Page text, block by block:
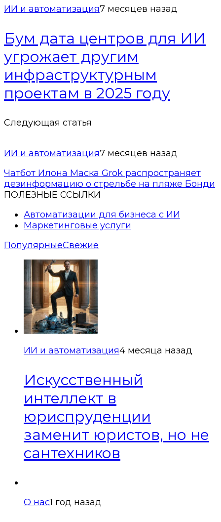
ИИ и автоматизация7 месяцев назад
Бум дата центров для ИИ
угрожает другим
инфраструктурным
проектам в 2025 году
Следующая статья
ИИ и автоматизация7 месяцев назад
Чатбот Илона Маска Grok распространяет
дезинформацию о стрельбе на пляже Бонди
ПОЛЕЗНЫЕ ССЫЛКИ
Автоматизации для бизнеса с ИИ
Маркетинговые услуги
ПопулярныеСвежие
ИИ и автоматизация4 месяца назад
Искусственный
интеллект в
юриспруденции
заменит юристов, но не
сантехников
О нас1 год назад